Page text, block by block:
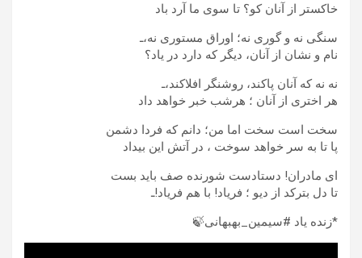
خاکستر از آنان کو؟ تا سوی ما آرد باد
سنگی نه و گوری نه؛ اوراق مستوری نه،ـ
نام و نشان از آنان، دیگر که دارد در یاد؟
نه نه که آنان پاکند، روشنگر افلاکند،ـ
هر اختری از آنان ؛ هرشب خبر خواهد داد
سخت است سخت اما من؛ دانم که فردا دشمن
پا تا به‌ سر خواهد سوخت ، در آتش این بیداد
ای مادران! دستادست شورنده صف باید بست
تا دل بترکد از دیو ؛ فریاد! با هم فریاد!ـ
*زنده یاد #سیمین_بهبهانی🍃